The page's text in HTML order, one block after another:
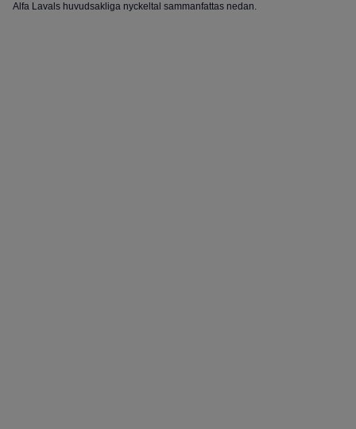
Alfa Lavals huvudsakliga nyckeltal sammanfattas nedan.